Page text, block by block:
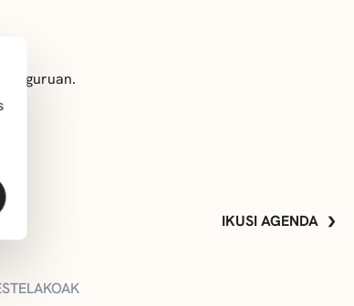
inguruan.
IKUSI AGENDA